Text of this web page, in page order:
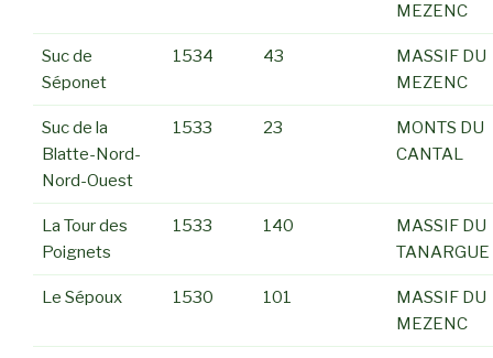
MEZENC
Suc de
Séponet
1534 43
MASSIF DU
MEZENC
Suc de la
Blatte-Nord-
Nord-Ouest
1533 23
MONTS DU
CANTAL
La Tour des
Poignets
1533 140
MASSIF DU
TANARGUE
Le Sépoux 1530 101
MASSIF DU
MEZENC